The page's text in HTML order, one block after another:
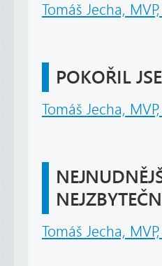
Tomáš Jecha,
POKOŘIL
Tomáš Jecha,
Tomáš Jecha,